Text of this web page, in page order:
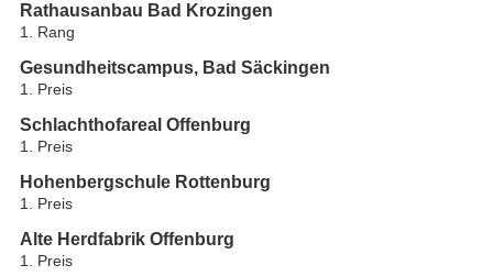
Rathausanbau Bad Krozingen
1. Rang
Gesundheitscampus, Bad Säckingen
1. Preis
Schlachthofareal Offenburg
1. Preis
Hohenbergschule Rottenburg
1. Preis
Alte Herdfabrik Offenburg
1. Preis